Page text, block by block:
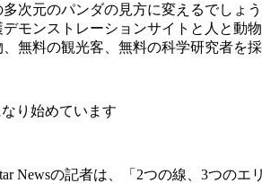
次元のパンダの見方に変えるでしょ
モンストレーションサイトと人と動
無料の観光客、無料の科学研究者を採
り始めています
Newsの記者は、「2つの線、3つの